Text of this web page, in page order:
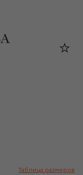
Таблица размеров